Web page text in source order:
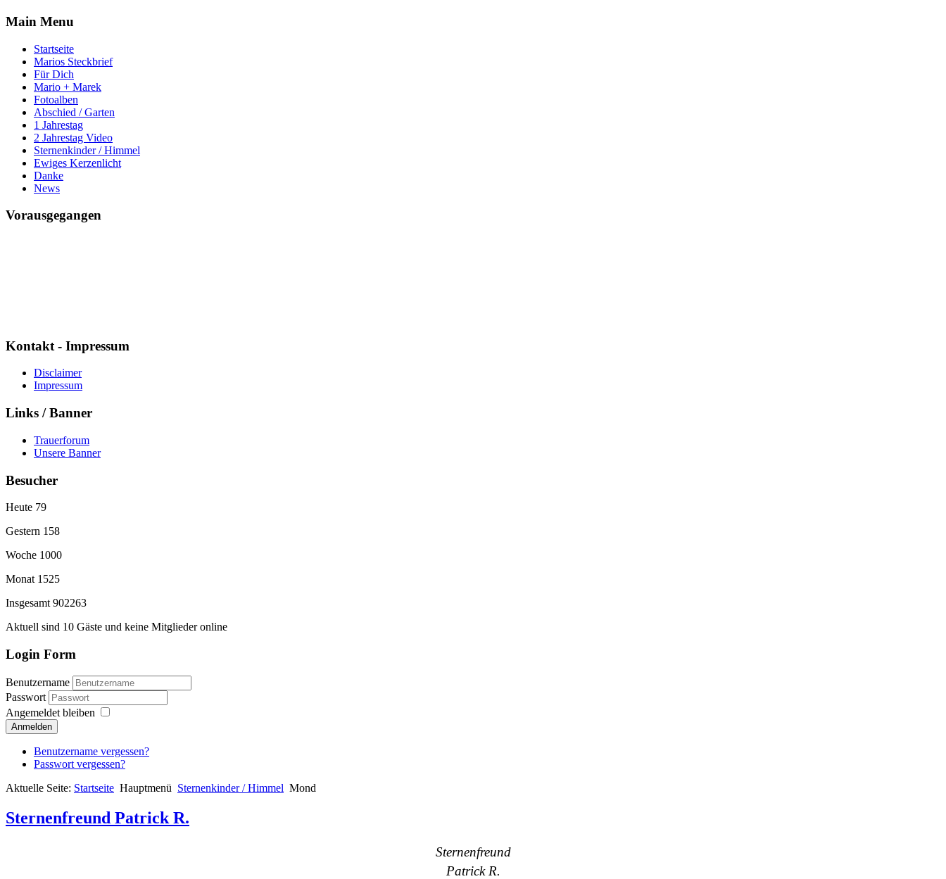
Main Menu
Startseite
Marios Steckbrief
Für Dich
Mario + Marek
Fotoalben
Abschied / Garten
1 Jahrestag
2 Jahrestag Video
Sternenkinder / Himmel
Ewiges Kerzenlicht
Danke
News
Vorausgegangen
Kontakt - Impressum
Disclaimer
Impressum
Links / Banner
Trauerforum
Unsere Banner
Besucher
Heute 79
Gestern 158
Woche 1000
Monat 1525
Insgesamt 902263
Aktuell sind 10 Gäste und keine Mitglieder online
Login Form
Benutzername
Passwort
Angemeldet bleiben
Anmelden
Benutzername vergessen?
Passwort vergessen?
Aktuelle Seite: Startseite Hauptmenü Sternenkinder / Himmel Mond
Sternenfreund Patrick R.
Sternenfreund
Patrick R.